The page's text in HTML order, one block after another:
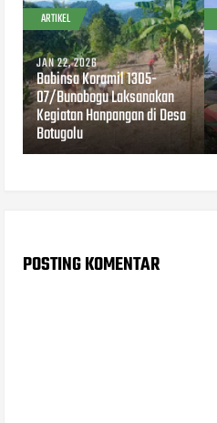
ARTIKEL
JAN 22, 2026
Babinsa Koramil 1305-
07/Bunobogu Laksanakan
Kegiatan Hanpangan di Desa
Botugolu
POSTING KOMENTAR